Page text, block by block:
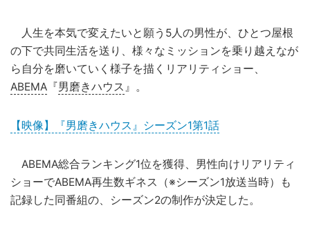
人生を本気で変えたいと願う5人の男性が、ひとつ屋根
の下で共同生活を送り、様々なミッションを乗り越えなが
ら自分を磨いていく様子を描くリアリティショー、
ABEMA 『男磨きハウス 』。
【映像】『男磨きハウス』シーズン1第1話
ABEMA総合ランキング1位を獲得、男性向けリアリティ
ショーでABEMA再生数ギネス（※シーズン1放送当時）も
記録した同番組の、シーズン2の制作が決定した。